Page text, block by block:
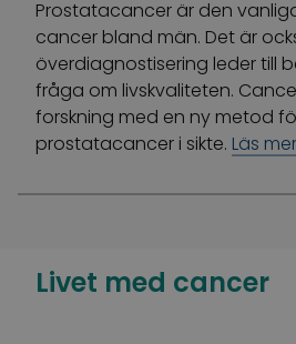
Prostatacancer är den
cancer bland män. Det är
överdiagnostisering leder till
fråga om livskvaliteten.
forskning med en ny metod
prostatacancer i sikte. Läs
Livet med cancer